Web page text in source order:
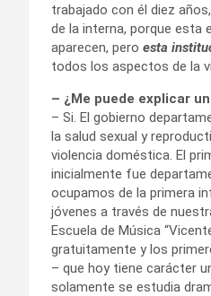
trabajado con él diez
de la interna, porque esta
aparecen, pero esta
todos los aspectos de la
– ¿Me puede explicar
– Si. El gobierno
la salud sexual y
violencia doméstica. El
inicialmente fue
ocupamos de la primera
jóvenes a través de
Escuela de Música
gratuitamente y los
– que hoy tiene carácter
solamente se estudia